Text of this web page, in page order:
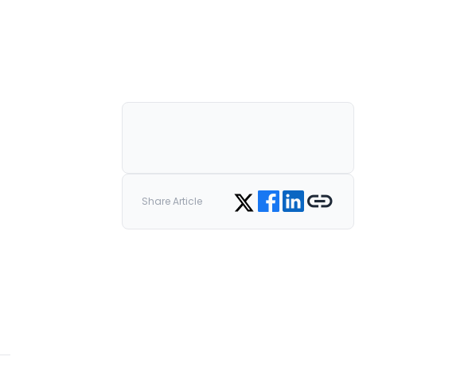
Share Article Share on Twitter
Share on Facebook
Share on LinkedIn
Copy link